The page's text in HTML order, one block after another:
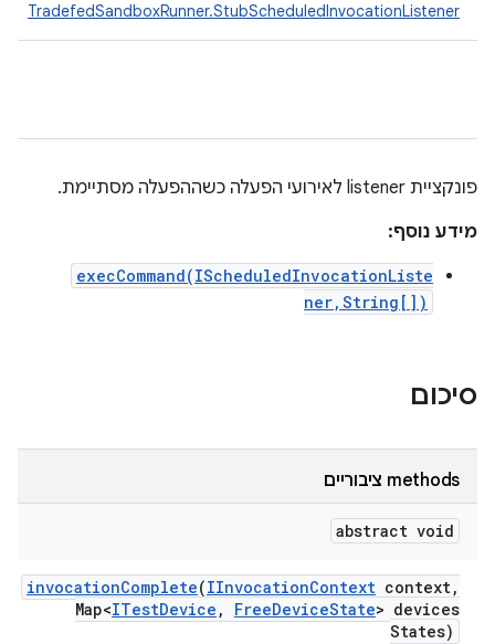
TradefedSandboxRunner.StubScheduledInvocationListener
פונקציית listener לאירועי הפעלה כשההפעלה מסתיימת.
מידע נוסף:
execCommand(IScheduledInvocationListe
ner,String[])
סיכום
‫methods ציבוריים
abstract void
invocationComplete(IInvocationContext context,
Map<ITestDevice , FreeDeviceState> devices
States)